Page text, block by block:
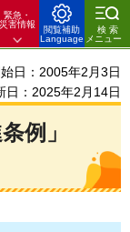
緊急・
災害情報
閲覧補助
Language
検索
メニュー
日：2005年2月3日
日：2025年2月14日
例」